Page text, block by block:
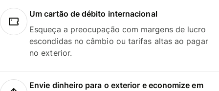
Um cartão de débito internacional
Esqueça a preocupação com margens de lucro
escondidas no câmbio ou tarifas altas ao pagar
no exterior.
Envie dinheiro para o exterior e economize em